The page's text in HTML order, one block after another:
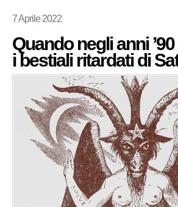
7 Aprile 2022
Quando negli anni
i bestiali ritardati di